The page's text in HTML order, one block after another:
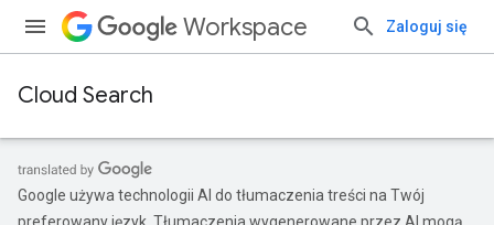
Workspace Zaloguj się
Cloud Search
Google używa technologii AI do tłumaczenia treści na Twój